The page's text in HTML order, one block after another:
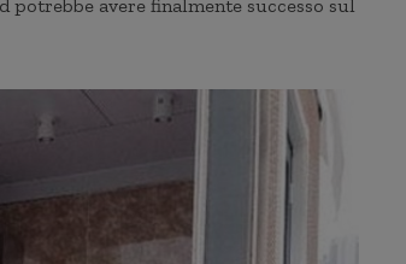
avere finalmente successo sul